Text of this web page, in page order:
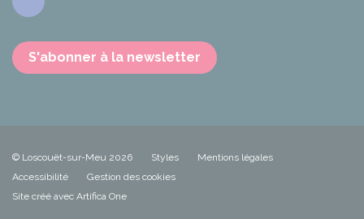
Facebook
S'abonner à la newsletter
© Loscouët-sur-Meu 2026 Styles
Mentions légales
Accessibilité
Gestion des cookies
Site créé avec Artifica One